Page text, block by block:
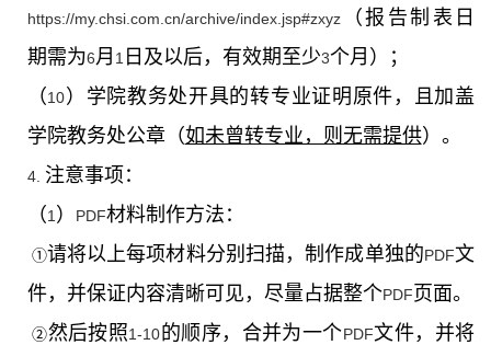
https://my.chsi.com.cn/archive/index.jsp#zxyz（报告制表日
期需为6月 1 日及以后，有效期至少3个月）；
（10）学院教务处开具的转专业证明原件，且加盖
学院教务处公章（如未曾转专业，则无需提供）。
4. 注意事项：
（1 ） PDF材料制作方法：
①请将以上每项材料分别扫描，制作成单独的PDF文
件，并保证内容清晰可见，尽量占据整个PDF 页面。
②然后按照1-10的顺序，合并为一个PDF文件，并将